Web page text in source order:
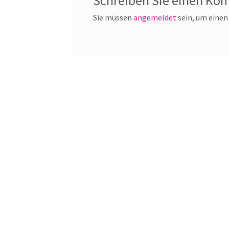
Sie müssen angemeldet sein, um